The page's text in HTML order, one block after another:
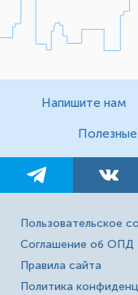
Напишите нам
Полезные
Пользовательское
Соглашение об ОПД
Правила сайта
Политика